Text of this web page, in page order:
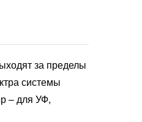
за пределы
системы
– для УФ,